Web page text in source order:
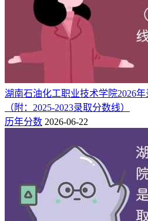
3、在山东省（二段）综合类约395
其他省份考生可通过省教育考试院
统查询精准预估数据。
二、河南经贸职业学
表（2023-2025）
可见，河南经贸职业学院2025年
物理类372分，山东二段393分，
省份及批次如下。
省份（批次） 最低分 省
湖南石油化工职业技术学院2026
（附：2025-2023录取分数线）
历年分数 2026-06-22